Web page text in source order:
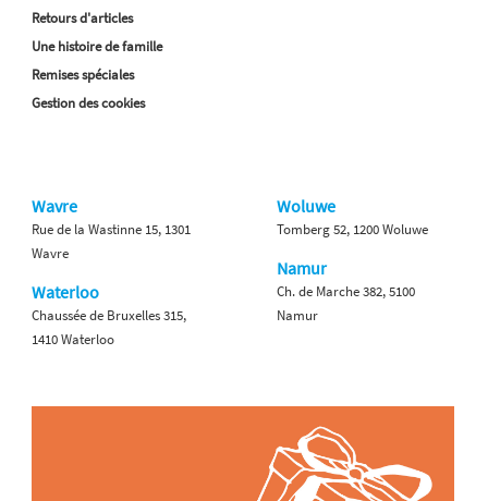
Retours d'articles
Une histoire de famille
Remises spéciales
Gestion des cookies
Wavre
Rue de la Wastinne 15, 1301
Wavre
Waterloo
Chaussée de Bruxelles 315,
1410 Waterloo
Woluwe
Tomberg 52, 1200 Woluwe
Namur
Ch. de Marche 382, 5100
Namur